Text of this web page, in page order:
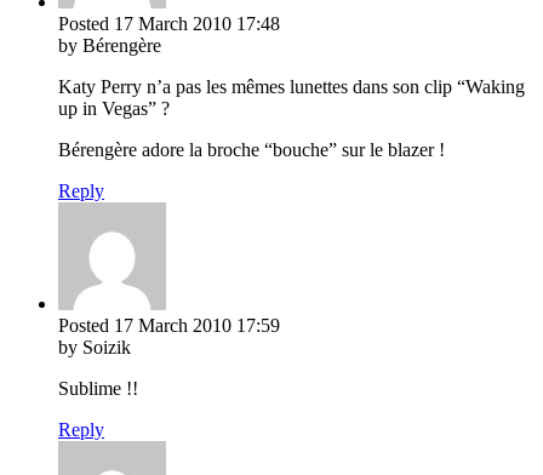
Posted 17 March 2010 17:48
by Bérengère
Katy Perry n’a pas les mêmes lunettes dans son clip “Waking
up in Vegas” ?
Bérengère adore la broche “bouche” sur le blazer !
Reply
Posted 17 March 2010 17:59
by Soizik
Sublime !!
Reply